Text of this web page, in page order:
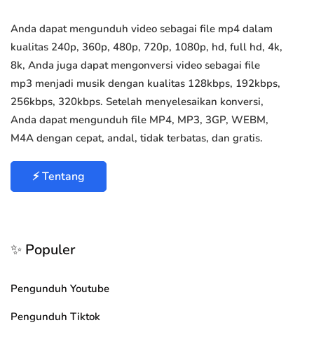
Anda dapat mengunduh video sebagai file mp4 dalam
kualitas 240p, 360p, 480p, 720p, 1080p, hd, full hd, 4k,
8k, Anda juga dapat mengonversi video sebagai file
mp3 menjadi musik dengan kualitas 128kbps, 192kbps,
256kbps, 320kbps. Setelah menyelesaikan konversi,
Anda dapat mengunduh file MP4, MP3, 3GP, WEBM,
M4A dengan cepat, andal, tidak terbatas, dan gratis.
⚡ Tentang
✨ Populer
Pengunduh Youtube
Pengunduh Tiktok